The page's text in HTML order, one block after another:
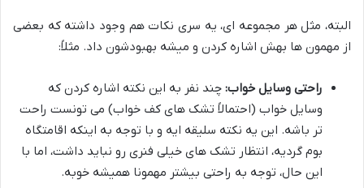
البته، مثل هر مجموعه ای، یه سری نکات هم وجود داشته که بعضی
از مهمون ها بهش اشاره کردن و میشه بهبودشون داد. مثلاً:
راحتی وسایل خواب: چند نفر به این نکته اشاره کردن که
وسایل خواب (احتمالاً تشک های کف خواب) می تونست راحت
تر باشه. این یه نکته سلیقه ایه و با توجه به اینکه اقامتگاه
بوم گردیه، انتظار تشک های خیلی فنری رو نباید داشت، اما با
این حال، توجه به راحتی بیشتر مهمونا همیشه خوبه.